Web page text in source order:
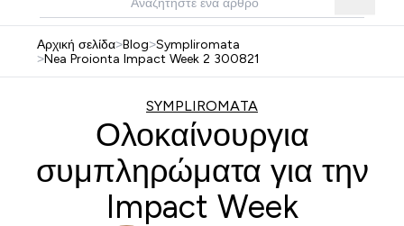
Αρχική σελίδα>Blog>Sympliromata
>Nea Proionta Impact Week 2 300821
SYMPLIROMATA
Ολοκαίνουργια
συμπληρώματα για την
Impact Week